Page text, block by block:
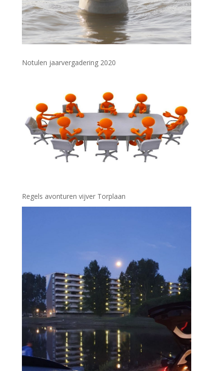
Notulen jaarvergadering 2020
Regels avonturen vijver Torplaan